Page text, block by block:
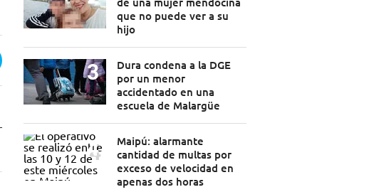
que no puede ver a su
hijo
Dura condena a la DGE
por un menor
accidentado en una
escuela de Malargüe
Maipú: alarmante
cantidad de multas por
exceso de velocidad en
apenas dos horas